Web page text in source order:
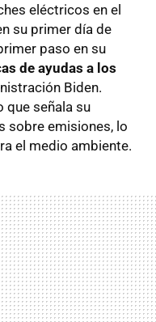
eléctricos en el
su primer día de
paso en su
de ayudas a los
Biden.
que señala su
sobre emisiones, lo
el medio ambiente.